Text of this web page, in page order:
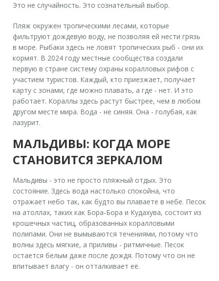
Это не случайность. Это сознательный выбор.
Пляж окружен тропическими лесами, которые
фильтруют дождевую воду, не позволяя ей нести грязь
в море. Рыбаки здесь не ловят тропических рыб - они их
кормят. В 2024 году местные сообщества создали
первую в стране систему охраны коралловых рифов с
участием туристов. Каждый, кто приезжает, получает
карту с зонами, где можно плавать, а где - нет. И это
работает. Кораллы здесь растут быстрее, чем в любом
другом месте мира. Вода - не синяя. Она - голубая, как
лазурит.
МАЛЬДИВЫ: КОГДА МОРЕ
СТАНОВИТСЯ ЗЕРКАЛОМ
Мальдивы - это не просто пляжный отдых. Это
состояние. Здесь вода настолько спокойна, что
отражает небо так, как будто вы плаваете в небе. Песок
на атоллах, таких как Бора-Бора и Кудахува, состоит из
крошечных частиц, образованных коралловыми
полипами. Они не вымываются течениями, потому что
волны здесь мягкие, а приливы - ритмичные. Песок
остается белым даже после дождя. Потому что он не
впитывает влагу - он отталкивает её.